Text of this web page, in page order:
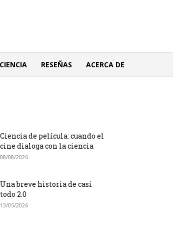
RESEÑAS ACERCA DE
Ciencia de película: cuando el
cine dialoga con la ciencia
08/08/2026
Una breve historia de casi
todo 2.0
13/05/2026